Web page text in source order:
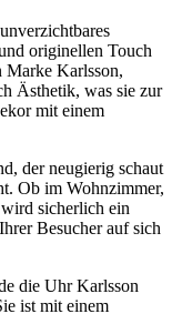
originellen Touch
Marke Karlsson,
Ästhetik, was sie zur
mit einem
der neugierig schaut
Ob im Wohnzimmer,
sicherlich ein
Besucher auf sich
die Uhr Karlsson
ist mit einem